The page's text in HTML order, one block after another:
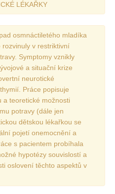
1-2/ 2022
4/ 2022
3-4/ 2021
2/ 2021
1/ 2021
4/ 2020
2/ 2020
4/ 2019
2/ 2019
4/2018
2-3/2018
LÉKAŘKY
osmnáctiletého mladíka
v restriktivní
Symptomy vznikly
a situační krize
neurotické
Práce popisuje
a teoretické možnosti
potravy (dále jen
dětskou lékařkou se
pojetí onemocnění a
s pacientem probíhala
hypotézy souvislostí a
oslovení těchto aspektů v